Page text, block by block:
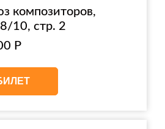
композиторов,
10, стр. 2
Р